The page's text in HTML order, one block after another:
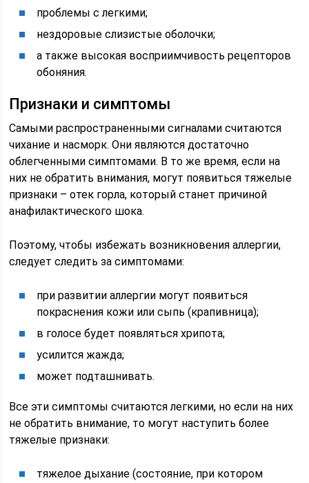
проблемы с легкими;
нездоровые слизистые оболочки;
а также высокая восприимчивость рецепторов
обоняния.
Признаки и симптомы
Самыми распространенными сигналами считаются
чихание и насморк. Они являются достаточно
облегченными симптомами. В то же время, если на
них не обратить внимания, могут появиться тяжелые
признаки – отек горла, который станет причиной
анафилактического шока.
Поэтому, чтобы избежать возникновения аллергии,
следует следить за симптомами:
при развитии аллергии могут появиться
покраснения кожи или сыпь (крапивница);
в голосе будет появляться хрипота;
усилится жажда;
может подташнивать.
Все эти симптомы считаются легкими, но если на них
не обратить внимание, то могут наступить более
тяжелые признаки:
тяжелое дыхание (состояние, при котором